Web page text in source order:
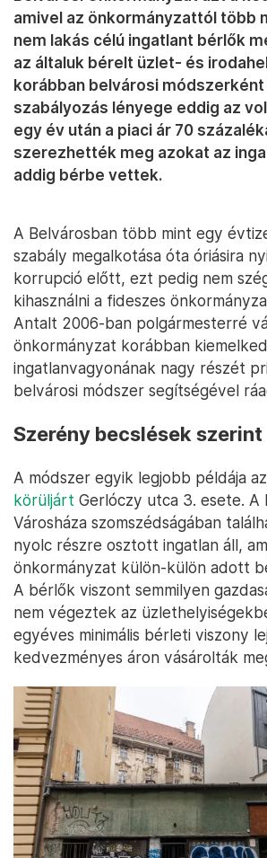
amivel az önkormányzattól több
nem lakás célú ingatlant bérlők
az általuk bérelt üzlet- és
korábban belvárosi
szabályozás lényege eddig az
egy év után a piaci ár 70
szerezhették meg azokat az
addig bérbe vettek.
A Belvárosban több mint egy
szabály megalkotása óta óriásira
korrupció előtt, ezt pedig nem
kihasználni a fideszes
Antalt 2006-ban polgármesterré
önkormányzat korábban
ingatlanvagyonának nagy részét
belvárosi módszer segítségével
Szerény becslések szerint
A módszer egyik legjobb példája az
körüljárt Gerlóczy utca 3. esete. A
Városháza szomszédságában
nyolc részre osztott ingatlan áll,
önkormányzat külön-külön adott
A bérlők viszont semmilyen
nem végeztek az
egyéves minimális bérleti viszony
kedvezményes áron vásárolták